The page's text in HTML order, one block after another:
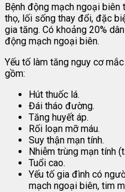
Bệnh động mạch ngoại
thọ, lối sống thay đổi, đặc
gia tăng. Có khoảng 20%
động mạch ngoại biên.
Yếu tố làm tăng nguy cơ
gồm:
Hút thuốc lá.
Đái tháo đường.
Tăng huyết áp.
Rối loạn mỡ máu.
Suy thận mạn tính.
Nhiễm trùng mạn tính
Tuổi cao.
Yếu tố gia đình có
mạch ngoại biên, tim